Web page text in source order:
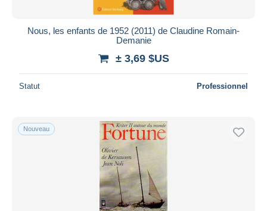
Nous, les enfants de 1952 (2011) de Claudine Romain-
Demanie
± 3,69 $US
Statut Professionnel
Nouveau